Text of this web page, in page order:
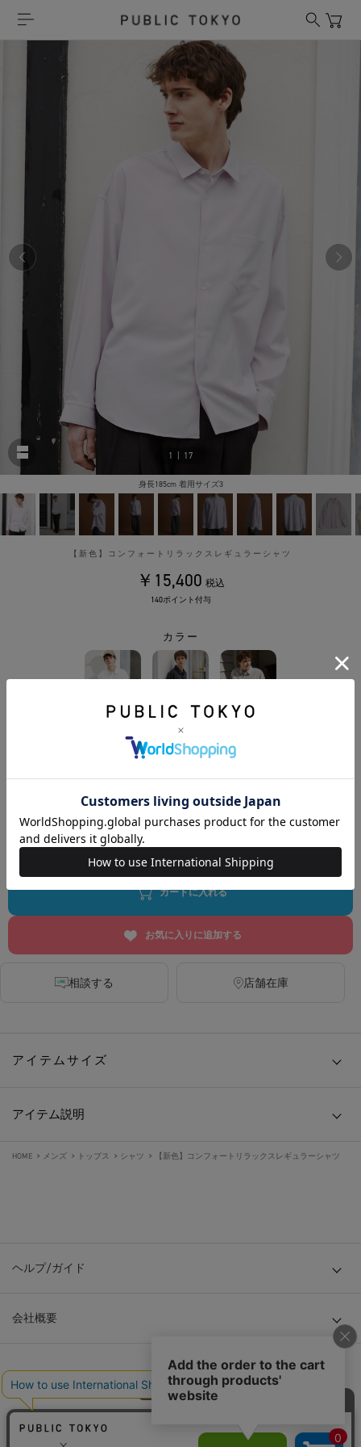
1 | 17
身長185cm 着用サイズ3
【新色】コンフォートリラックスレギュラーシャツ
￥15,400 税込
140ポイント付与
カラー
CHARCOAL
DARK BROWN PURPLE
カートに入れる
お気に入りに追加する
相談する 店舗在庫
アイテムサイズ
アイテム説明
HOME > メンズ > トップス > シャツ > 【新色】コンフォートリラックスレギュラーシャツ
ヘルプ/ガイド
会社概要